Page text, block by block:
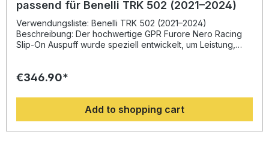
passend für Benelli TRK 502 (2021–2024)
Verwendungsliste: Benelli TRK 502 (2021–2024)
Beschreibung: Der hochwertige GPR Furore Nero Racing
Slip-On Auspuff wurde speziell entwickelt, um Leistung,
Motorleistung, während gleichzeitig eine deutliche
wird. Das charakteristische schwarze Finish des Furore
Nero Auspuffs verleiht Ihrem Motorrad einen sportlichen
und exklusiven Look. Durch den verbesserten Abgasfluss
wird nicht nur die Performance erhöht, sondern auch der
€346.90*
Add to shopping cart